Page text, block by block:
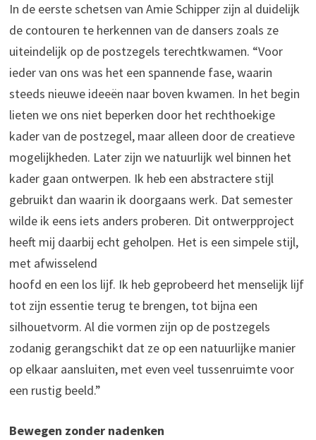
In de eerste schetsen van Amie Schipper zijn al duidelijk
de contouren te herkennen van de dansers zoals ze
uiteindelijk op de postzegels terechtkwamen. “Voor
ieder van ons was het een spannende fase, waarin
steeds nieuwe ideeën naar boven kwamen. In het begin
lieten we ons niet beperken door het rechthoekige
kader van de postzegel, maar alleen door de creatieve
mogelijkheden. Later zijn we natuurlijk wel binnen het
kader gaan ontwerpen. Ik heb een abstractere stijl
gebruikt dan waarin ik doorgaans werk. Dat semester
wilde ik eens iets anders proberen. Dit ontwerpproject
heeft mij daarbij echt geholpen. Het is een simpele stijl,
met afwisselend
hoofd en een los lijf. Ik heb geprobeerd het menselijk lijf
tot zijn essentie terug te brengen, tot bijna een
silhouetvorm. Al die vormen zijn op de postzegels
zodanig gerangschikt dat ze op een natuurlijke manier
op elkaar aansluiten, met even veel tussenruimte voor
een rustig beeld.”
Bewegen zonder nadenken